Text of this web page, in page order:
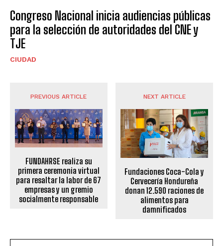
Congreso Nacional inicia audiencias públicas
para la selección de autoridades del CNE y
TJE
CIUDAD
PREVIOUS ARTICLE
FUNDAHRSE realiza su
primera ceremonia virtual
para resaltar la labor de 67
empresas y un gremio
socialmente responsable
NEXT ARTICLE
Fundaciones Coca-Cola y
Cervecería Hondureña
donan 12.590 raciones de
alimentos para
damnificados